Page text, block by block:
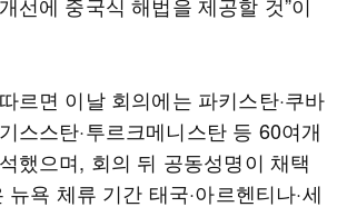
르면 이날 회의에는 파키스탄·쿠바
스스탄·투르크메니스탄 등 60여개
했으며, 회의 뒤 공동성명이 채택
욕 체류 기간 태국·아르헨티나·세